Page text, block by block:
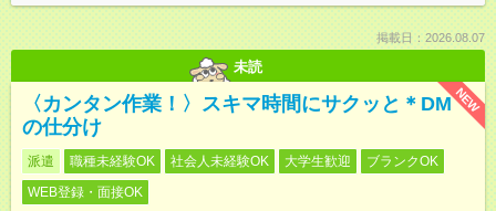
掲載日：2026.08.07
未読
NEW
〈カンタン作業！〉スキマ時間にサクッと＊DM
の仕分け
派遣 職種未経験OK 社会人未経験OK 大学生歓迎
ブランクOK
WEB登録・面接OK